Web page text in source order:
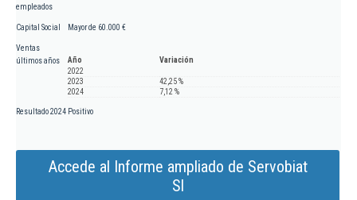
empleados
Capital Social Mayor de 60.000 €
Ventas
últimos años
Año
Variación
2022
2023
42,25 %
2024
7,12 %
Resultado 2024 Positivo
Accede al Informe ampliado de Servobiat
Sl